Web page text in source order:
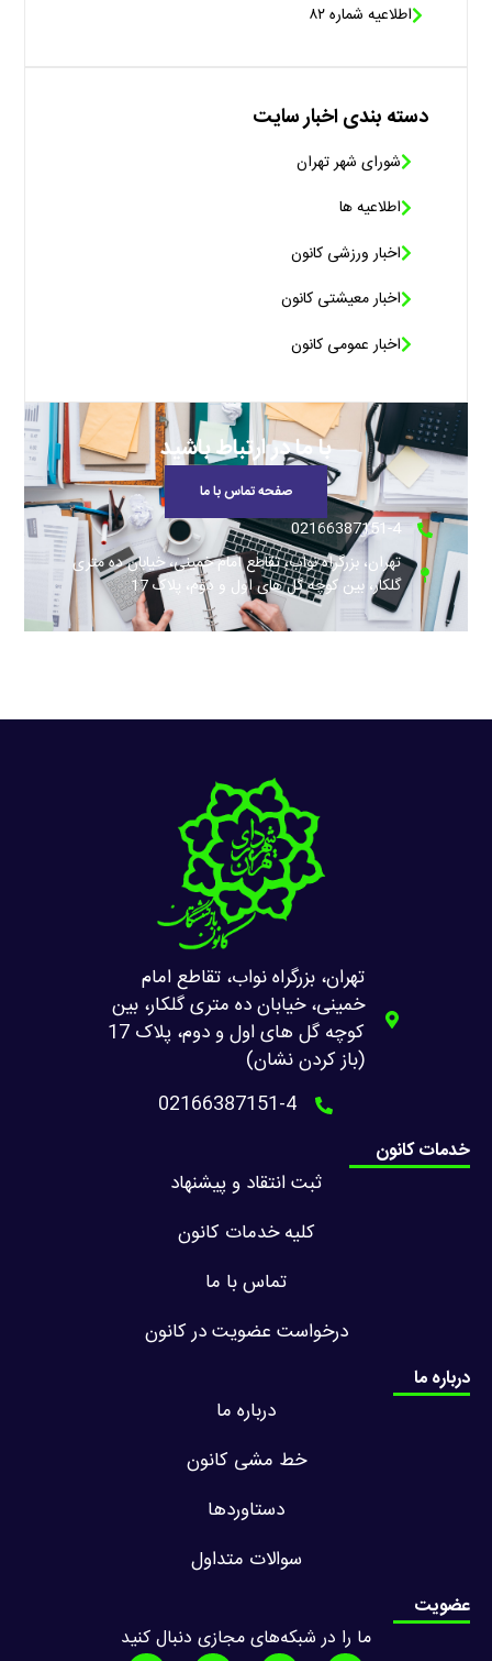
اطلاعیه شماره ۸۲
دسته بندی اخبار سایت
شورای شهر تهران
اطلاعیه ها
اخبار ورزشی کانون
اخبار معیشتی کانون
اخبار عمومی کانون
با ما در ارتباط باشید
صفحه تماس با ما
02166387151-4
تهران، بزرگراه نواب، تقاطع امام خمینی، خیابان ده متری
گلکار، بین کوچه گل های اول و دوم، پلاک 17
تهران، بزرگراه نواب، تقاطع امام
خمینی، خیابان ده متری گلکار، بین
کوچه گل های اول و دوم، پلاک 17
(باز کردن نشان)
02166387151-4
خدمات کانون
ثبت انتقاد و پیشنهاد
کلیه خدمات کانون
تماس با ما
درخواست عضویت در کانون
درباره ما
درباره ما
خط مشی کانون
دستاوردها
سوالات متداول
عضویت
ما را در شبکه‌های مجازی دنبال کنید